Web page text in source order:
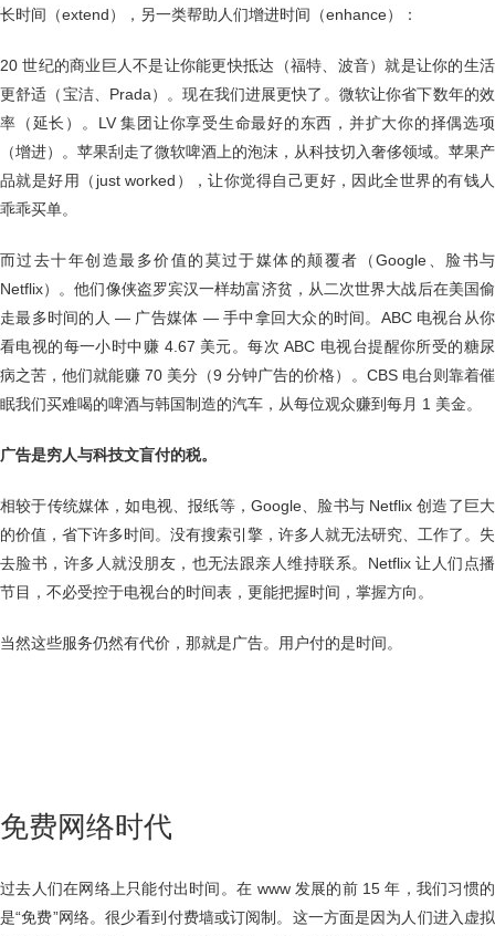
长时间（extend），另一类帮助人们增进时间（enhance）：
20 世纪的商业巨人不是让你能更快抵达（福特、波音）就是让你的生活
更舒适（宝洁、Prada）。现在我们进展更快了。微软让你省下数年的效
率（延长）。LV 集团让你享受生命最好的东西，并扩大你的择偶选项
（增进）。苹果刮走了微软啤酒上的泡沫，从科技切入奢侈领域。苹果产
品就是好用（just worked），让你觉得自己更好，因此全世界的有钱人
乖乖买单。
而过去十年创造最多价值的莫过于媒体的颠覆者（Google、脸书与
Netflix）。他们像侠盗罗宾汉一样劫富济贫，从二次世界大战后在美国偷
走最多时间的人 — 广告媒体 — 手中拿回大众的时间。ABC 电视台从你
看电视的每一小时中赚 4.67 美元。每次 ABC 电视台提醒你所受的糖尿
病之苦，他们就能赚 70 美分（9 分钟广告的价格）。CBS 电台则靠着催
眠我们买难喝的啤酒与韩国制造的汽车，从每位观众赚到每月 1 美金。
广告是穷人与科技文盲付的税。
相较于传统媒体，如电视、报纸等，Google、脸书与 Netflix 创造了巨大
的价值，省下许多时间。没有搜索引擎，许多人就无法研究、工作了。失
去脸书，许多人就没朋友，也无法跟亲人维持联系。Netflix 让人们点播
节目，不必受控于电视台的时间表，更能把握时间，掌握方向。
当然这些服务仍然有代价，那就是广告。用户付的是时间。
免费网络时代
过去人们在网络上只能付出时间。在 www 发展的前 15 年，我们习惯的
是“免费”网络。很少看到付费墙或订阅制。这一方面是因为人们进入虚拟